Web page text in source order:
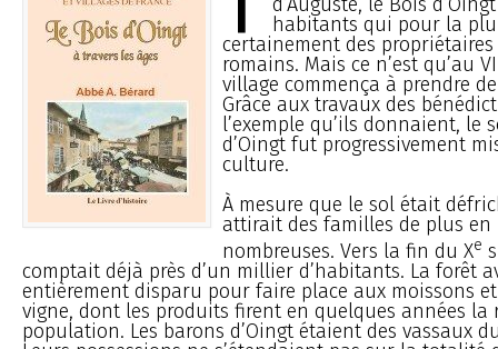
habitants qui pour la
certainement des propriétaires
romains. Mais ce n’est qu’au
village commença à prendre
Grâce aux travaux des
l’exemple qu’ils donnaient, le
d’Oingt fut progressivement
culture.
À mesure que le sol était
attirait des familles de plus en
nombreuses. Vers la fin du Xe
comptait déjà près d’un millier d’habitants. La forêt
entièrement disparu pour faire place aux moissons
vigne, dont les produits firent en quelques années la
population. Les barons d’Oingt étaient des vassaux